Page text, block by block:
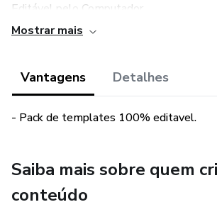
Editável pelo Computador,
Dúvidas Frequentes
Preciso da versão paga do Canva para
pela versão gratuita. Não necessita dos
Canva.
Mostrar mais
Vantagens Detalhes
- Pack de templates 100% editavel.
Saiba mais sobre quem
conteúdo